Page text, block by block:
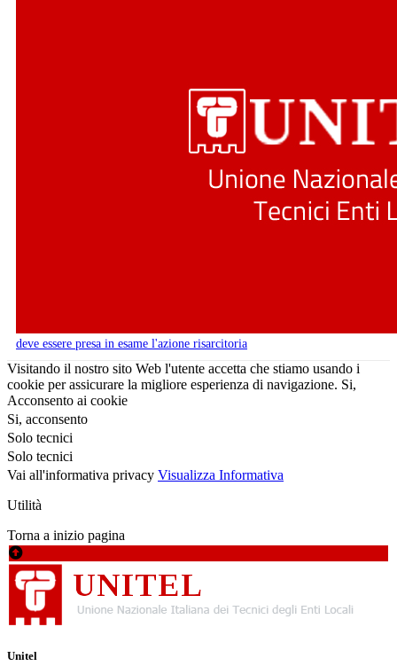
deve essere presa in esame l'azione risarcitoria
Visitando il nostro sito Web l'utente accetta che stiamo usando i
cookie per assicurare la migliore esperienza di navigazione. Si,
Acconsento ai cookie
Si, acconsento
Solo tecnici
Solo tecnici
Vai all'informativa privacy Visualizza Informativa
Utilità
Torna a inizio pagina
Unitel